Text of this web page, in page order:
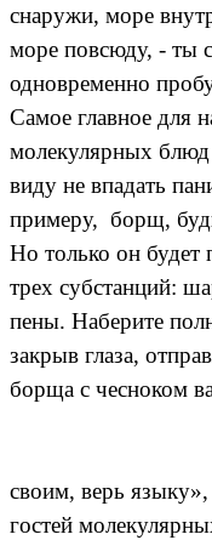
снаружи, море
море повсюду, -
одновременно
Самое главное для
молекулярных
виду не впадать
примеру, борщ,
Но только он будет
трех субстанций:
пены. Наберите
закрыв глаза,
борща с чесноком
своим, верь
гостей